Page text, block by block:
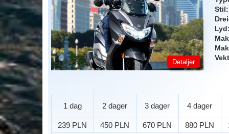
Detaljer
Stil
Lyd
Vekt
1 dag 2 dager 3 dager 4 dager
239 PLN 450 PLN 670 PLN 880 PLN